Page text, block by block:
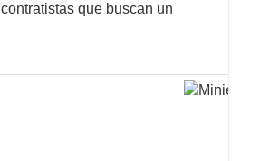
que buscan un